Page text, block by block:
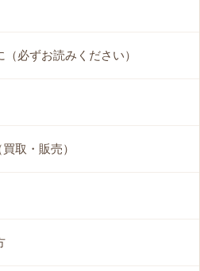
必ずお読みください）
取・販売）